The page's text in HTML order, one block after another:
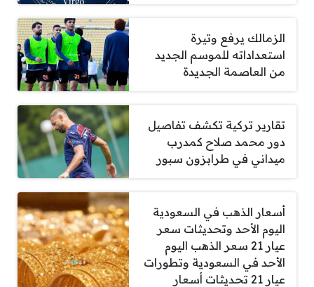
الزمالك يرفع وتيرة
استعداداته للموسم الجديد
من العاصمة الجديدة
تقارير تركية تكشف تفاصيل
دور محمد صلاح كمدرب
ميداني في طرابزون سبور
أسعار الذهب في السعودية
اليوم الأحد وتحديثات سعر
عيار 21 سعر الذهب اليوم
الأحد في السعودية وتطورات
عيار 21 تحديثات أسعار